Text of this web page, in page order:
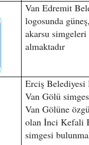
Van Edremit
logosunda
akarsu simgeleri
almaktadır
Erciş Belediyesi
Van Gölü
Van Gölüne
olan İnci Kefali
simgesi